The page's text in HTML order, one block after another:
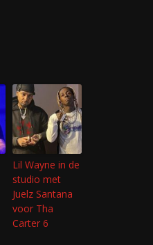
Lil Wayne in de
studio met
Juelz Santana
voor Tha
Carter 6